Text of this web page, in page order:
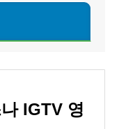
IGTV 영